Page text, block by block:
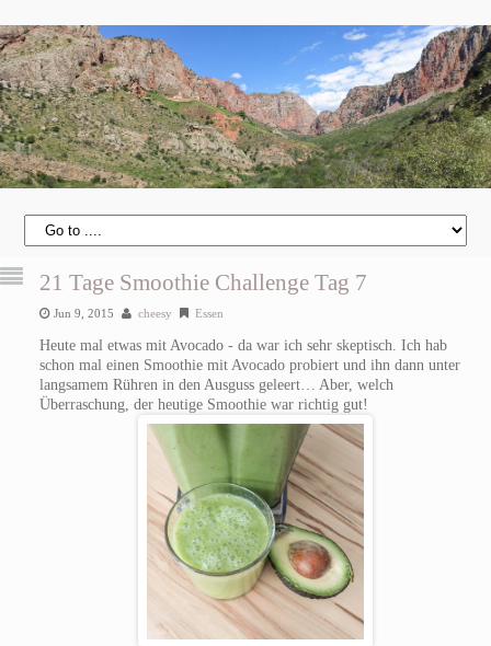
21 Tage Smoothie Challenge Tag 7
Jun 9, 2015 cheesy Essen
Heute mal etwas mit Avocado - da war ich sehr skeptisch. Ich hab
schon mal einen Smoothie mit Avocado probiert und ihn dann unter
langsamem Rühren in den Ausguss geleert… Aber, welch
Überraschung, der heutige Smoothie war richtig gut!